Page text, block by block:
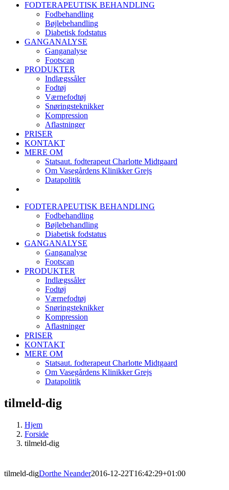
FODTERAPEUTISK BEHANDLING
Fodbehandling
Bøjlebehandling
Diabetisk fodstatus
GANGANALYSE
Ganganalyse
Footscan
PRODUKTER
Indlægssåler
Fodtøj
Værnefodtøj
Snøringsteknikker
Kompression
Aflastninger
PRISER
KONTAKT
MERE OM
Statsaut. fodterapeut Charlotte Midtgaard
Om Vasegårdens Klinikker Grejs
Datapolitik
FODTERAPEUTISK BEHANDLING
Fodbehandling
Bøjlebehandling
Diabetisk fodstatus
GANGANALYSE
Ganganalyse
Footscan
PRODUKTER
Indlægssåler
Fodtøj
Værnefodtøj
Snøringsteknikker
Kompression
Aflastninger
PRISER
KONTAKT
MERE OM
Statsaut. fodterapeut Charlotte Midtgaard
Om Vasegårdens Klinikker Grejs
Datapolitik
tilmeld-dig
Hjem
Forside
tilmeld-dig
tilmeld-digDorthe Neander2016-12-22T16:42:29+01:00